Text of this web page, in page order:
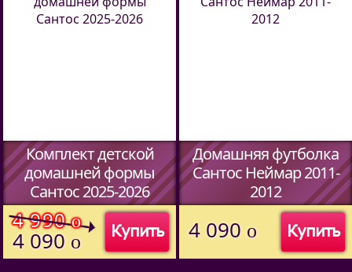
Комплект детской
домашней формы
Сантос 2025-2026
(Код:45067014
Купить
4 990o
4 090 o
Домашняя футболка
Сантос Неймар 2011-
2012
Купить
4 090 o